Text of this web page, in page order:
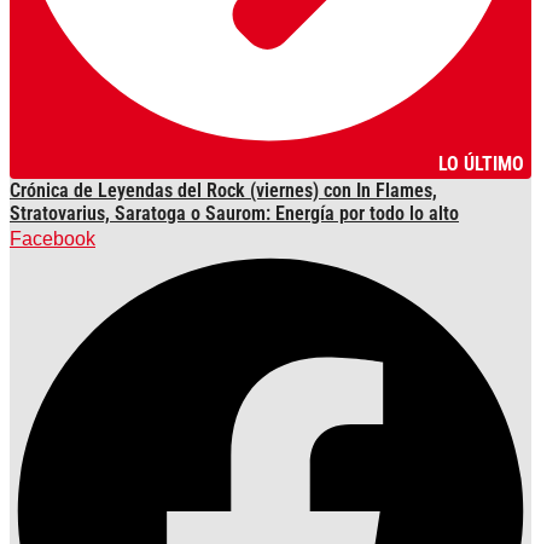
LO ÚLTIMO
Crónica de Leyendas del Rock (viernes) con In Flames,
Stratovarius, Saratoga o Saurom: Energía por todo lo alto
Facebook